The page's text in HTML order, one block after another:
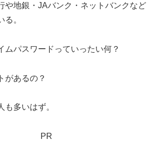
地銀・JAバンク・ネットバンクなど
る。
パスワードっていったい何？
があるの？
多いはず。
PR